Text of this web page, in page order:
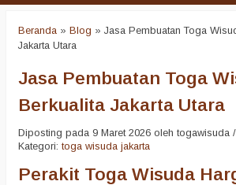
Beranda » Blog » Jasa Pembuatan Toga
Jakarta Utara
Jasa Pembuatan Toga
Berkualita Jakarta Utara
Diposting pada 9 Maret 2026 oleh togawisuda
Kategori: toga wisuda jakarta
Perakit Toga Wisuda